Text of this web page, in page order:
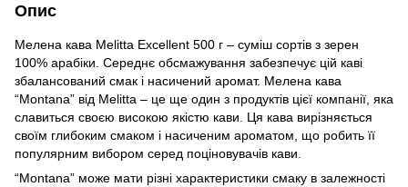
Опис
Мелена кава Melitta Excellent 500 г – суміш сортів з зерен
100% арабіки. Середнє обсмажування забезпечує цій каві
збалансований смак і насичений аромат. Мелена кава
“Montana” від Melitta – це ще один з продуктів цієї компанії, яка
славиться своєю високою якістю кави. Ця кава вирізняється
своїм глибоким смаком і насиченим ароматом, що робить її
популярним вибором серед поціновувачів кави.
“Montana” може мати різні характеристики смаку в залежності